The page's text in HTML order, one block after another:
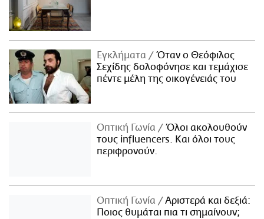
Εγκλήματα
Όταν ο Θεόφιλος
Σεχίδης δολοφόνησε και τεμάχισε
πέντε μέλη της οικογένειάς του
Οπτική Γωνία
Όλοι ακολουθούν
τους influencers. Και όλοι τους
περιφρονούν.
Οπτική Γωνία
Αριστερά και δεξιά:
Ποιος θυμάται πια τι σημαίνουν;